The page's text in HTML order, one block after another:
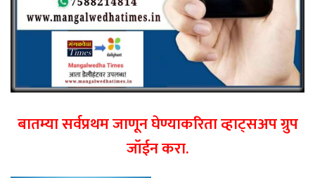
बातम्या सर्वप्रथम जाणून घेण्याकरिता व्हाट्सअप ग्रुप
जॉईन करा.